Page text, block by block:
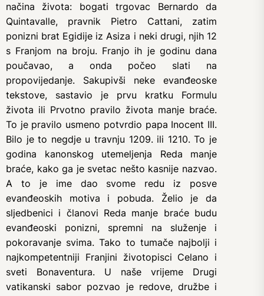
načina života: bogati trgovac Bernardo da
Quintavalle, pravnik Pietro Cattani, zatim
ponizni brat Egidije iz Asiza i neki drugi, njih 12
s Franjom na broju. Franjo ih je godinu dana
poučavao, a onda počeo slati na
propovijedanje. Sakupivši neke evanđeoske
tekstove, sastavio je prvu kratku Formulu
života ili Prvotno pravilo života manje braće.
To je pravilo usmeno potvrdio papa Inocent III.
Bilo je to negdje u travnju 1209. ili 1210. To je
godina kanonskog utemeljenja Reda manje
braće, kako ga je svetac nešto kasnije nazvao.
A to je ime dao svome redu iz posve
evanđeoskih motiva i pobuda. Želio je da
sljedbenici i članovi Reda manje braće budu
evanđeoski ponizni, spremni na služenje i
pokoravanje svima. Tako to tumače najbolji i
najkompetentniji Franjini životopisci Celano i
sveti Bonaventura. U naše vrijeme Drugi
vatikanski sabor pozvao je redove, družbe i